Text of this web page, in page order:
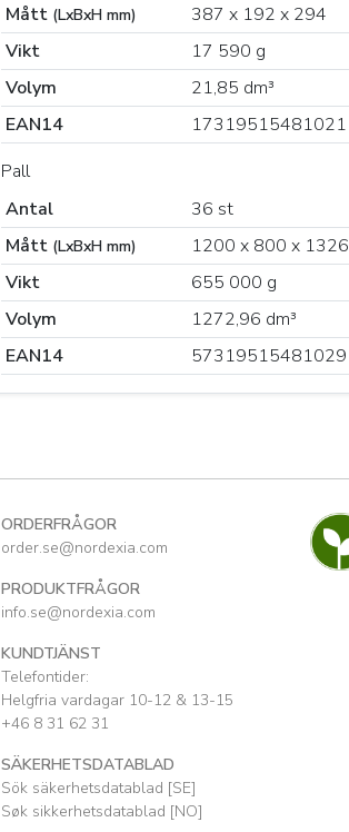
Mått (LxBxH mm)
387 x 192 x 294
Vikt
17 590 g
Volym
21,85 dm³
EAN14
17319515481021
Pall
Antal
36 st
Mått (LxBxH mm)
1200 x 800 x 1326
Vikt
655 000 g
Volym
1272,96 dm³
EAN14
57319515481029
ORDERFRÅGOR
order.se@nordexia.com
PRODUKTFRÅGOR
info.se@nordexia.com
KUNDTJÄNST
Telefontider:
Helgfria vardagar 10-12 & 13-15
+46 8 31 62 31
SÄKERHETSDATABLAD
Sök säkerhetsdatablad [SE]
Søk sikkerhetsdatablad [NO]